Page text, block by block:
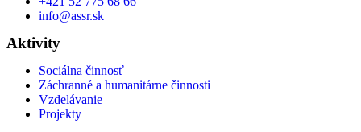
info@assr.sk
Aktivity
Sociálna činnosť
Záchranné a humanitárne činnosti
Vzdelávanie
Projekty